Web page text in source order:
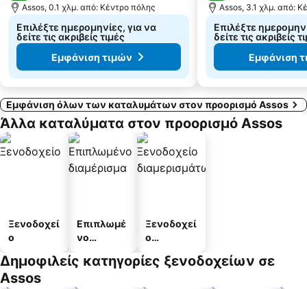
Assos, 0.1 χλμ. από: Κέντρο πόλης
Επιλέξτε ημερομηνίες, για να
δείτε τις ακριβείς τιμές
Εμφάνιση τιμών
Assos, 3.1 χλμ. από:
Επιλέξτε
δείτε τις ακριβείς
Εμφάνιση
Εμφάνιση όλων των καταλυμάτων στον προορισμό Assos
Άλλα καταλύματα στον προορισμό Assos
Ξενοδοχεί
ο
Επιπλωμέ
νο
α
Ξενοδοχεί
ο
άτων
Δημοφιλείς κατηγορίες ξενοδοχείων σε
Assos